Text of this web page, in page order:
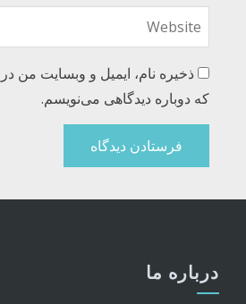
ذخیره نام، ایمیل و وبسایت من
که دوباره دیدگاهی می‌نویسم.
درباره ما